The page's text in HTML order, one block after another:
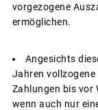
vorgezogene
ermöglichen.
Angesichts
Jahren
Zahlungen bis vor
wenn auch nur